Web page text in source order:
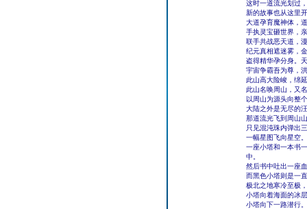
这时一道流光划过
新的故事也从这里
大道孕育魔神体，
手执灵宝砸世界，
联手共战恶天道，
纪元真相遮迷雾，
盗得精华孕分身。
宇宙争霸吾为尊，
此山高大险峻，绵
此山名唤周山，又
以周山为源头向整
大陆之外是无尽的
那道流光飞到周山
只见混沌珠内弹出
一幅星图飞向星空。
一座小塔和一本书
中。
然后书中吐出一座
而黑色小塔则是一
极北之地寒冷至极
小塔向着海面的冰
小塔向下一路潜行。